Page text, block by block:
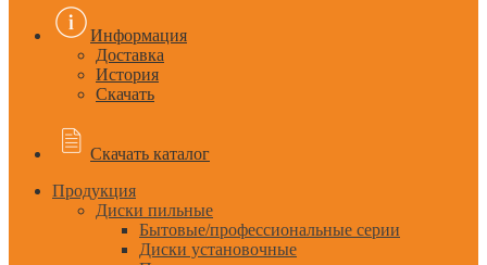
Информация
Доставка
История
Скачать
Скачать каталог
Продукция
Диски пильные
Бытовые/профессиональные серии
Диски установочные